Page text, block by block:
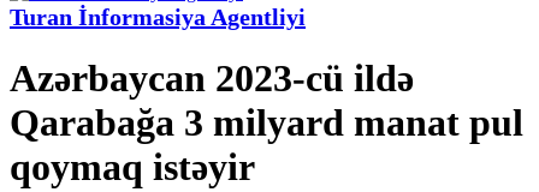
Turan İnformasiya Agentliyi
Azərbaycan 2023-cü ildə
Qarabağa 3 milyard manat pul
qoymaq istəyir